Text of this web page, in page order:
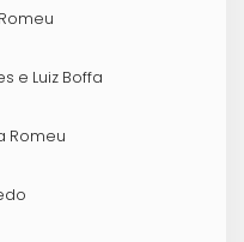
e Luiz Boffa
Romeu